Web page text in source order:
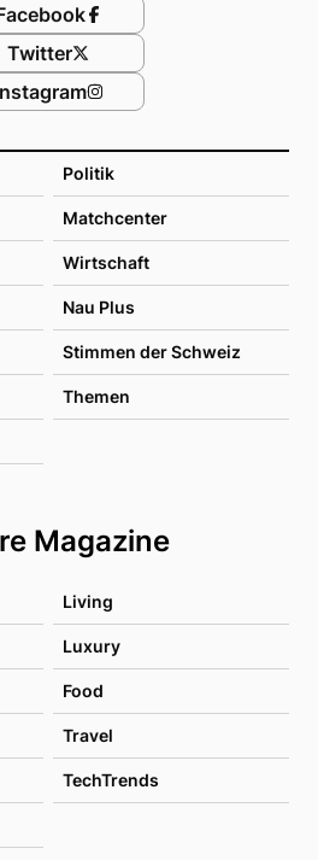
Politik
Matchcenter
Wirtschaft
Nau Plus
Stimmen der Schweiz
Themen
Magazine
Living
Luxury
Food
Travel
TechTrends
Twitter